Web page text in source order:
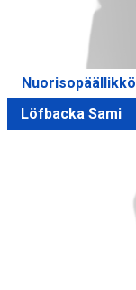
Nuorisopäällikkö
Löfbacka Sami